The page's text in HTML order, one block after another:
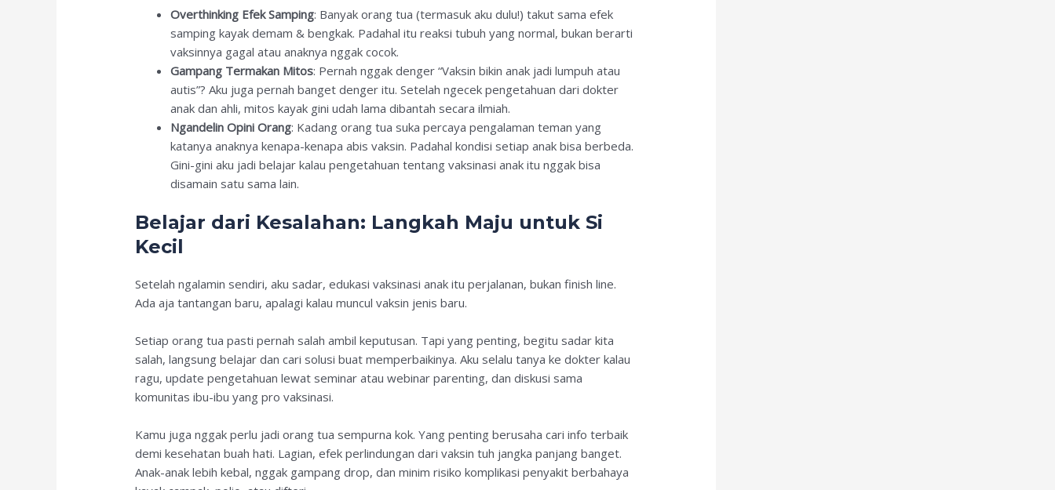
Overthinking Efek Samping: Banyak orang tua (termasuk aku dulu!) takut sama efek
samping kayak demam & bengkak. Padahal itu reaksi tubuh yang normal, bukan berarti
vaksinnya gagal atau anaknya nggak cocok.
Gampang Termakan Mitos: Pernah nggak denger “Vaksin bikin anak jadi lumpuh atau
autis”? Aku juga pernah banget denger itu. Setelah ngecek pengetahuan dari dokter
anak dan ahli, mitos kayak gini udah lama dibantah secara ilmiah.
Ngandelin Opini Orang: Kadang orang tua suka percaya pengalaman teman yang
katanya anaknya kenapa-kenapa abis vaksin. Padahal kondisi setiap anak bisa berbeda.
Gini-gini aku jadi belajar kalau pengetahuan tentang vaksinasi anak itu nggak bisa
disamain satu sama lain.
Belajar dari Kesalahan: Langkah Maju untuk Si
Kecil
Setelah ngalamin sendiri, aku sadar, edukasi vaksinasi anak itu perjalanan, bukan finish line.
Ada aja tantangan baru, apalagi kalau muncul vaksin jenis baru.
Setiap orang tua pasti pernah salah ambil keputusan. Tapi yang penting, begitu sadar kita
salah, langsung belajar dan cari solusi buat memperbaikinya. Aku selalu tanya ke dokter kalau
ragu, update pengetahuan lewat seminar atau webinar parenting, dan diskusi sama
komunitas ibu-ibu yang pro vaksinasi.
Kamu juga nggak perlu jadi orang tua sempurna kok. Yang penting berusaha cari info terbaik
demi kesehatan buah hati. Lagian, efek perlindungan dari vaksin tuh jangka panjang banget.
Anak-anak lebih kebal, nggak gampang drop, dan minim risiko komplikasi penyakit berbahaya